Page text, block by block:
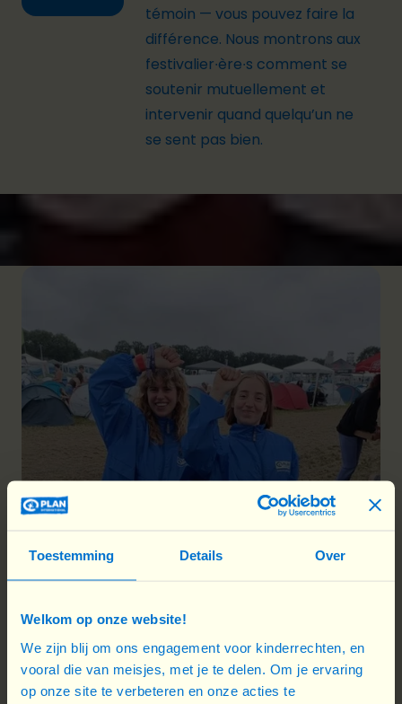
Toestemming Details Over
Welkom op onze website!
We zijn blij om ons engagement voor kinderrechten, en
vooral die van meisjes, met je te delen. Om je ervaring
op onze site te verbeteren en onze acties te
témoin — vous pouvez faire la
différence. Nous montrons aux
festivalier∙ère∙s comment se
soutenir mutuellement et
intervenir quand quelqu’un ne
se sent pas bien.